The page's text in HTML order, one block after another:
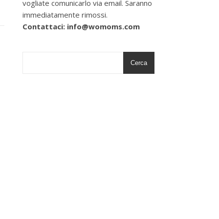
vogliate comunicarlo via email. Saranno
immediatamente rimossi.
Contattaci: info@womoms.com
Cerca